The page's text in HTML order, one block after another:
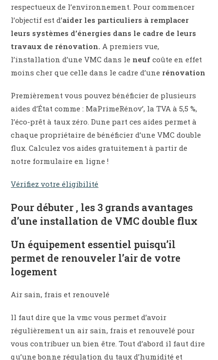
respectueux de l’environnement. Pour commencer
l’objectif est d’aider les particuliers à remplacer
leurs systèmes d’énergies dans le cadre de leurs
travaux de rénovation. A premiers vue,
l’installation d’une VMC dans le neuf coûte en effet
moins cher que celle dans le cadre d’une rénovation
Premièrement vous pouvez bénéficier de plusieurs
aides d’État comme : MaPrimeRénov’, la TVA à 5,5 %,
l’éco-prêt à taux zéro. Dune part ces aides permet à
chaque propriétaire de bénéficier d’une VMC double
flux. Calculez vos aides gratuitement à partir de
notre formulaire en ligne !
Vérifiez votre éligibilité
Pour débuter , les 3 grands avantages
d’une installation de VMC double flux
Un équipement essentiel puisqu’il
permet de renouveler l’air de votre
logement
Air sain, frais et renouvelé
ll faut dire que la vmc vous permet d’avoir
régulièrement un air sain, frais et renouvelé pour
vous contribuer un bien être. Tout d’abord il faut dire
qu’une bonne régulation du taux d’humidité et